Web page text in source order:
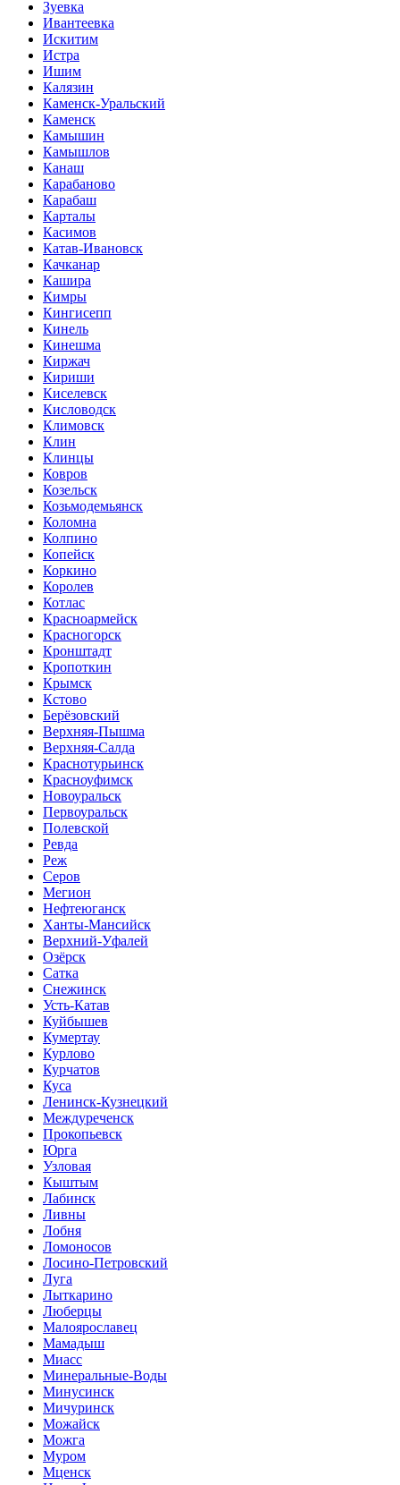
Зуевка
Ивантеевка
Искитим
Истра
Ишим
Калязин
Каменск-Уральский
Каменск
Камышин
Камышлов
Канаш
Карабаново
Карабаш
Карталы
Касимов
Катав-Ивановск
Качканар
Кашира
Кимры
Кингисепп
Кинель
Кинешма
Киржач
Кириши
Киселевск
Кисловодск
Климовск
Клин
Клинцы
Ковров
Козельск
Козьмодемьянск
Коломна
Колпино
Копейск
Коркино
Королев
Котлас
Красноармейск
Красногорск
Кронштадт
Кропоткин
Крымск
Кстово
Берёзовский
Верхняя-Пышма
Верхняя-Салда
Краснотурьинск
Красноуфимск
Новоуральск
Первоуральск
Полевской
Ревда
Реж
Серов
Мегион
Нефтеюганск
Ханты-Мансийск
Верхний-Уфалей
Озёрск
Сатка
Снежинск
Усть-Катав
Куйбышев
Кумертау
Курлово
Курчатов
Куса
Ленинск-Кузнецкий
Междуреченск
Прокопьевск
Юрга
Узловая
Кыштым
Лабинск
Ливны
Лобня
Ломоносов
Лосино-Петровский
Луга
Лыткарино
Люберцы
Малоярославец
Мамадыш
Миасс
Минеральные-Воды
Минусинск
Мичуринск
Можайск
Можга
Муром
Мценск